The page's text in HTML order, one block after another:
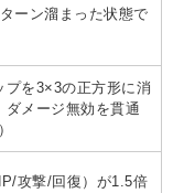
ーン溜まった状態で
プを3×3の正方形に消
メージ無効を貫通
攻撃/回復）が1.5倍